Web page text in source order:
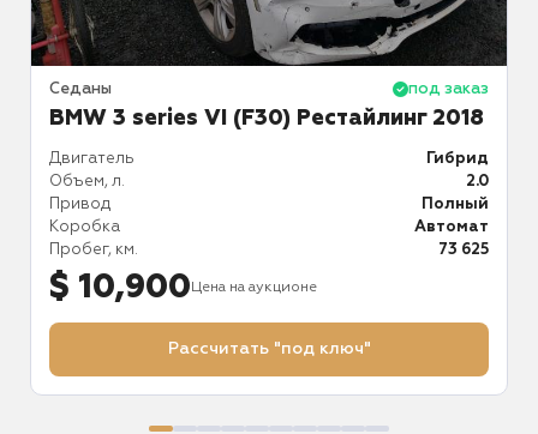
Седаны под заказ
BMW 3 series VI (F30) Рестайлинг 2018
Двигатель
Гибрид
Объем, л.
2.0
Привод
Полный
Коробка
Автомат
Пробег, км.
73 625
$ 10,900 Цена на аукционе
Рассчитать "под ключ"